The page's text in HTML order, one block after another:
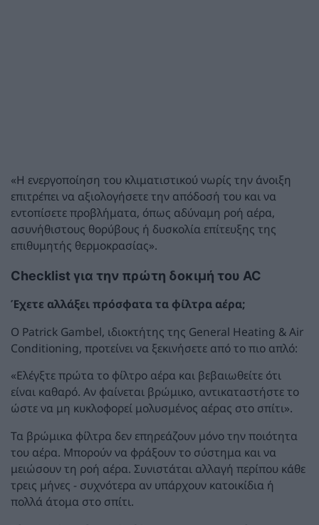
«Η ενεργοποίηση του κλιματιστικού νωρίς την άνοιξη
επιτρέπει να αξιολογήσετε την απόδοσή του και να
εντοπίσετε προβλήματα, όπως αδύναμη ροή αέρα,
ασυνήθιστους θορύβους ή δυσκολία επίτευξης της
επιθυμητής θερμοκρασίας».
Checklist για την πρώτη δοκιμή του AC
Έχετε αλλάξει πρόσφατα τα φίλτρα αέρα;
Ο Patrick Gambel, ιδιοκτήτης της General Heating & Air
Conditioning, προτείνει να ξεκινήσετε από το πιο απλό:
«Ελέγξτε πρώτα το φίλτρο αέρα και βεβαιωθείτε ότι
είναι καθαρό. Αν φαίνεται βρώμικο, αντικαταστήστε το
ώστε να μη κυκλοφορεί μολυσμένος αέρας στο σπίτι».
Τα βρώμικα φίλτρα δεν επηρεάζουν μόνο την ποιότητα
του αέρα. Μπορούν να φράξουν το σύστημα και να
μειώσουν τη ροή αέρα. Συνιστάται αλλαγή περίπου κάθε
τρεις μήνες - συχνότερα αν υπάρχουν κατοικίδια ή
πολλά άτομα στο σπίτι.